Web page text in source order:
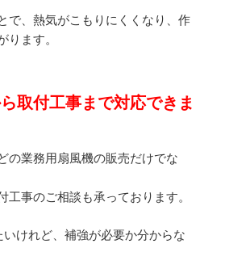
で、熱気がこもりにくくなり、作
ります。
取付工事まで対応できま
の業務用扇風機の販売だけでな
工事のご相談も承っております。
けれど、補強が必要か分からな